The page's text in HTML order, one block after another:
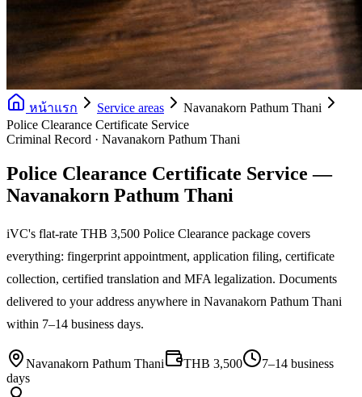
หน้าแรก Service areas
Navanakorn Pathum Thani
Police Clearance Certificate Service
Criminal Record · Navanakorn Pathum Thani
Police Clearance Certificate Service —
Navanakorn Pathum Thani
iVC's flat-rate THB 3,500 Police Clearance package covers
everything: fingerprint appointment, application filing, certificate
collection, certified translation and MFA legalization. Documents
delivered to your address anywhere in Navanakorn Pathum Thani
within 7–14 business days.
Navanakorn Pathum Thani THB 3,500
7–14 business
days